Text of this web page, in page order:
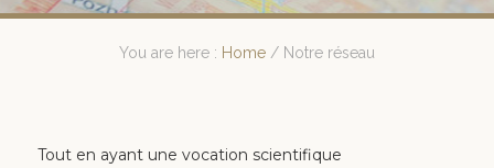
You are here : Home / Notre réseau
Tout en ayant une vocation scientifique